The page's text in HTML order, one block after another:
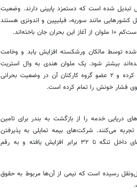
تبدیل شده است که دستمزد پایینی دارند. وضعیت
کشورهایی مانند سوریه، فیلیپین و اندونزی هستند
باخته‌اند.
توسط مالکان ورشکسته افزایش یابد و وخامت
بیشتر شود. یک ملوان هندی به وال استریت
ژورنال گزارش داده است که کشتی او غذا و آب شیرین را تمام کرده و ۲ عضو گروه کارکنان آن در وضعیت بحرانی
فشار خونش را تمام کرده است.
دریایی خدمه را از بازگشت به بندر برای تامین
می‌کنند. شرکت‌های بیمه تمایلی به پذیرفتن
مسئولیت خروج پرمخاطره کشتی‌ها ندارند و حق بیمه کشتی‌های داخل تنگه تا ۳۲ برابر افزایش یافته و به رقم
حمل‌ونقل رسیده است که نیمی از آن‌ها مربوط به حقوق